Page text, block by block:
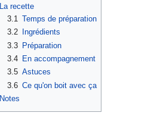
La recette
3.1 Temps de préparation
3.2
Ingrédients
3.3
Préparation
3.4
En accompagnement
3.5 Astuces
3.6 Ce qu'on boit avec ça
Notes